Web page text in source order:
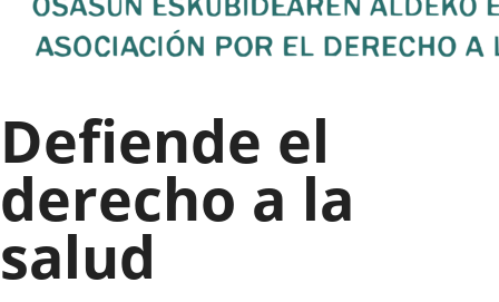
Defiende el
derecho a la
salud